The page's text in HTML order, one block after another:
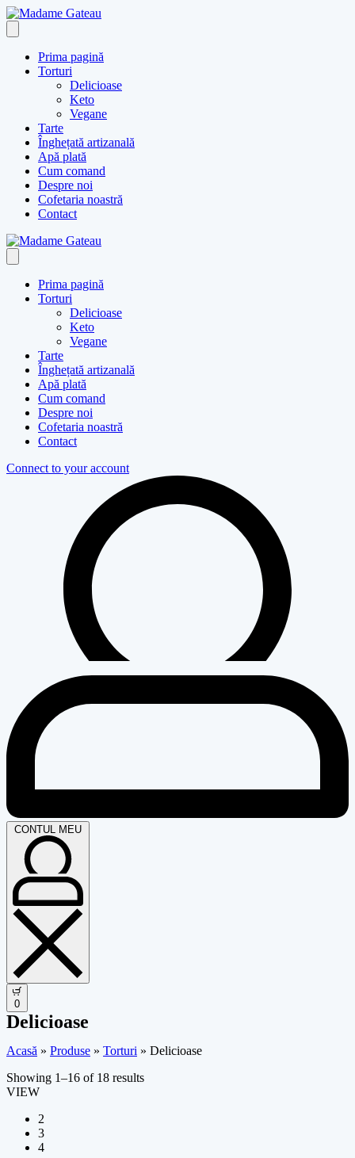
Skip
to
content
Prima pagină
Torturi
Delicioase
Keto
Vegane
Tarte
Înghețată artizanală
Apă plată
Cum comand
Despre noi
Cofetaria noastră
Contact
Prima pagină
Torturi
Delicioase
Keto
Vegane
Tarte
Înghețată artizanală
Apă plată
Cum comand
Despre noi
Cofetaria noastră
Contact
Connect to your account
CONTUL MEU
0
Delicioase
Acasă » Produse » Torturi » Delicioase
Showing 1–16 of 18 results
VIEW
2
3
4